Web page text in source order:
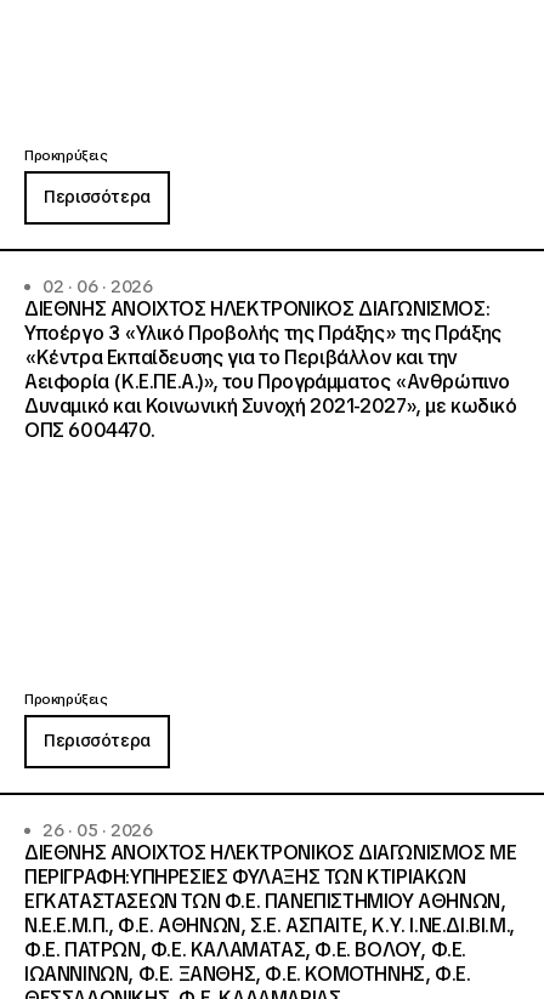
Προκηρύξεις
Περισσότερα
02 · 06 · 2026
ΔΙΕΘΝΗΣ ΑΝΟΙΧΤΟΣ ΗΛΕΚΤΡΟΝΙΚΟΣ ΔΙΑΓΩΝΙΣΜΟΣ:
Υποέργο 3 «Υλικό Προβολής της Πράξης» της Πράξης
«Κέντρα Εκπαίδευσης για το Περιβάλλον και την
Αειφορία (Κ.Ε.ΠΕ.Α.)», του Προγράμματος «Ανθρώπινο
Δυναμικό και Κοινωνική Συνοχή 2021-2027», με κωδικό
ΟΠΣ 6004470.
Προκηρύξεις
Περισσότερα
26 · 05 · 2026
ΔΙΕΘΝΗΣ ΑΝΟΙΧΤΟΣ ΗΛΕΚΤΡΟΝΙΚΟΣ ΔΙΑΓΩΝΙΣΜΟΣ ΜΕ
ΠΕΡΙΓΡΑΦΗ:ΥΠΗΡΕΣΙΕΣ ΦΥΛΑΞΗΣ ΤΩΝ ΚΤΙΡΙΑΚΩΝ
ΕΓΚΑΤΑΣΤΑΣΕΩΝ ΤΩΝ Φ.Ε. ΠΑΝΕΠΙΣΤΗΜΙΟΥ ΑΘΗΝΩΝ,
Ν.Ε.Ε.Μ.Π., Φ.Ε. ΑΘΗΝΩΝ, Σ.Ε. ΑΣΠΑΙΤΕ, Κ.Υ. Ι.ΝΕ.ΔΙ.ΒΙ.Μ.,
Φ.Ε. ΠΑΤΡΩΝ, Φ.Ε. ΚΑΛΑΜΑΤΑΣ, Φ.Ε. ΒΟΛΟΥ, Φ.Ε.
ΙΩΑΝΝΙΝΩΝ, Φ.Ε. ΞΑΝΘΗΣ, Φ.Ε. ΚΟΜΟΤΗΝΗΣ, Φ.Ε.